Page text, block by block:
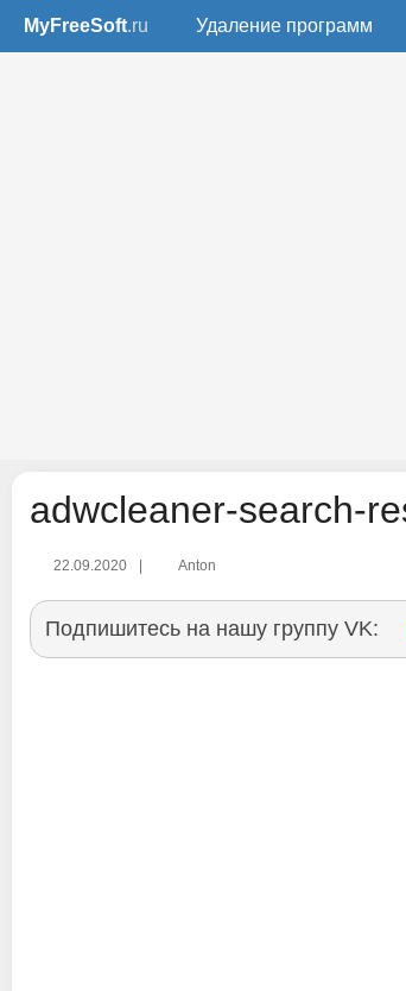
MyFreeSoft.ru Удаление программ
adwcleaner-search-
22.09.2020 Anton
Подпишитесь на нашу группу VK: